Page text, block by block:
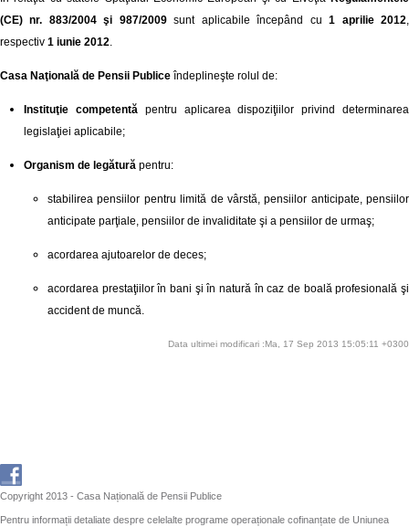
(CE) nr. 883/2004 şi 987/2009sunt aplicabile începând cu1 aprilie 2012,
respectiv 1 iunie 2012.
Casa Naţională de Pensii Publice îndeplineşte rolul de:
Instituţie competentăpentru aplicarea dispoziţiilor privind determinarea
legislaţiei aplicabile;
Organism de legătură pentru:
stabilirea pensiilor pentru limită de vârstă, pensiilor anticipate, pensiilor
anticipate parţiale, pensiilor de invaliditate şi a pensiilor de urmaş;
acordarea ajutoarelor de deces;
acordarea prestaţiilor în bani şi în natură în caz de boală profesională şi
accident de muncă.
Data ultimei modificari :Ma, 17 Sep 2013 15:05:11 +0300
Copyright 2013 - Casa Națională de Pensii Publice
Pentru informații detaliate despre celelalte programe operaționale cofinanțate de Uniunea